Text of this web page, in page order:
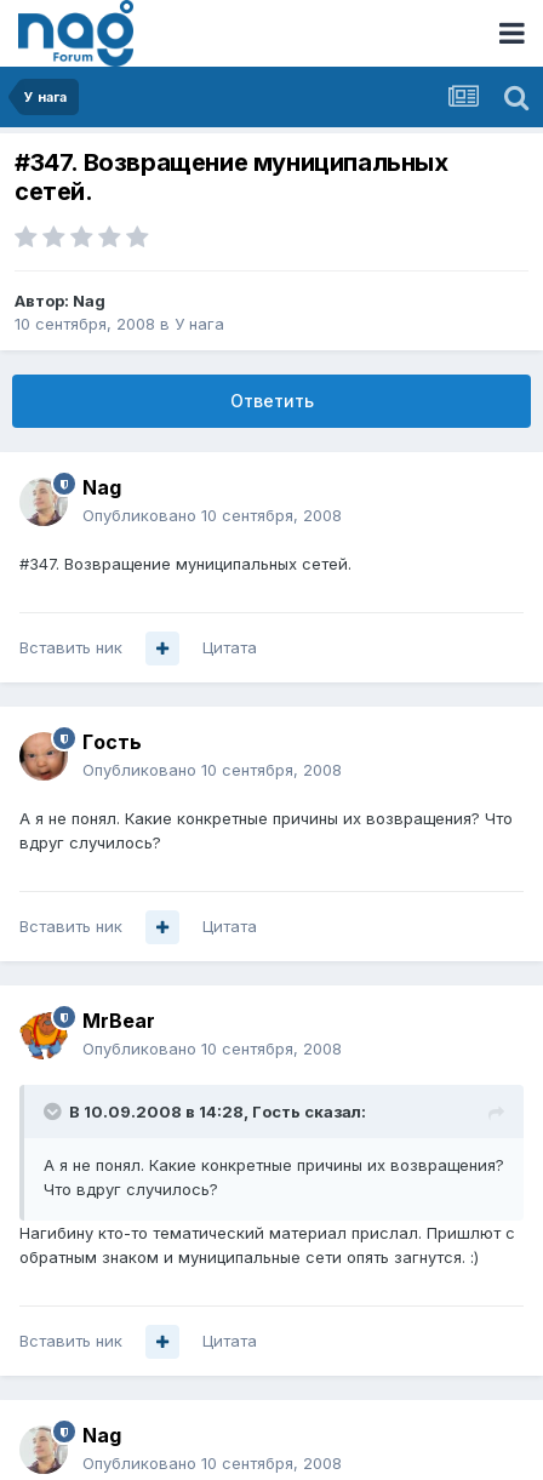
У нага
#347. Возвращение муниципальных
сетей.
Автор: Nag
10 сентября, 2008 в У нага
Ответить
Nag
Опубликовано 10 сентября, 2008
#347. Возвращение муниципальных сетей.
Вставить ник Цитата
Гoсть
Опубликовано 10 сентября, 2008
А я не понял. Какие конкретные причины их возвращения? Что
вдруг случилось?
Вставить ник Цитата
MrBear
Опубликовано 10 сентября, 2008
В 10.09.2008 в 14:28, Гoсть сказал:
А я не понял. Какие конкретные причины их возвращения?
Что вдруг случилось?
Нагибину кто-то тематический материал прислал. Пришлют с
обратным знаком и муниципальные сети опять загнутся. :)
Вставить ник Цитата
Nag
Опубликовано 10 сентября, 2008